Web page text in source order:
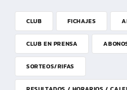
CLUB FICHAJES
CLUB EN PRENSA
SORTEOS/RIFAS